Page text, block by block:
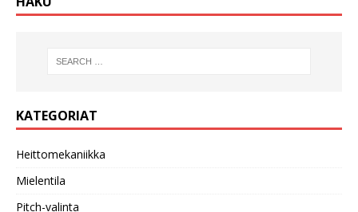
KATEGORIAT
Heittomekaniikka
Mielentila
Pitch-valinta